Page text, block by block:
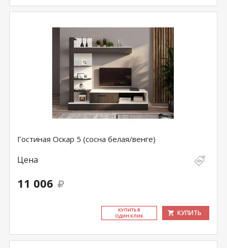
Гостиная Оскар 5 (сосна белая/венге)
Цена
11 006
КУ­ПИТЬ В
ОДИН КЛИК
КУПИТЬ